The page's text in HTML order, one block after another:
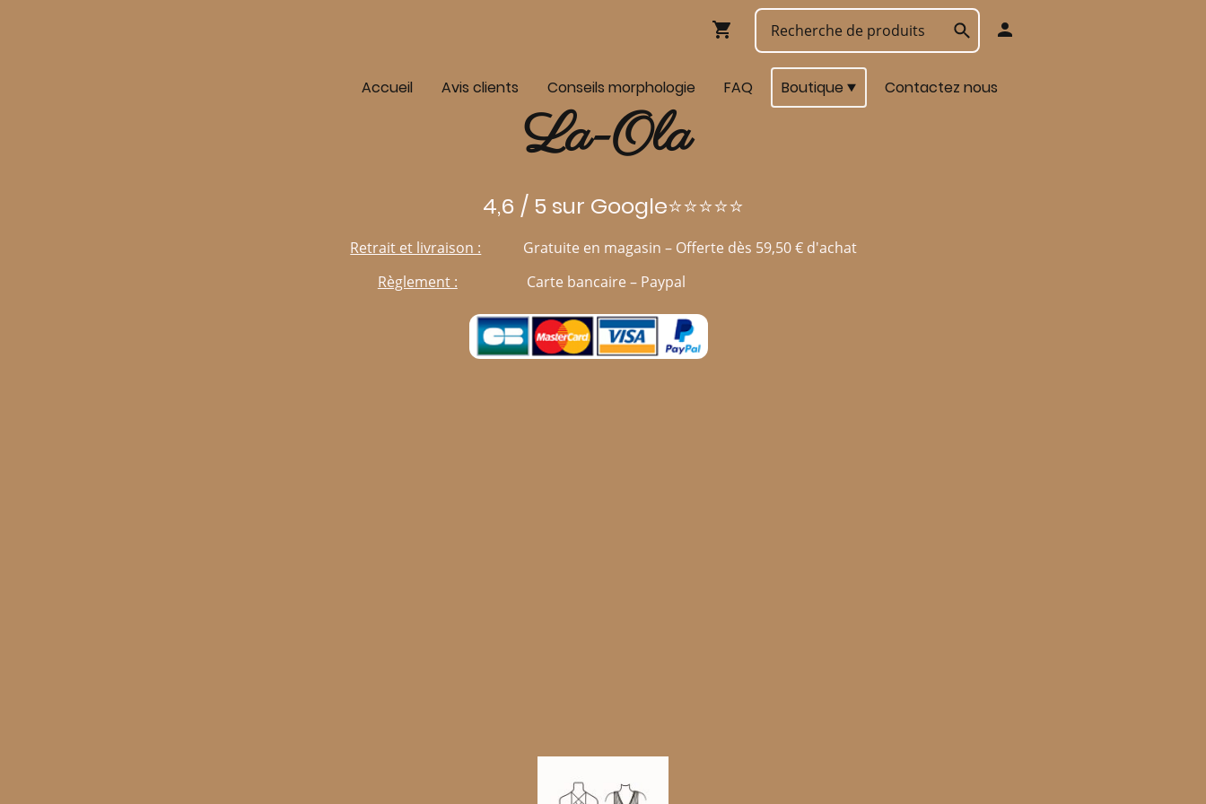
Accueil Avis clients Conseils morphologie FAQ Boutique Contactez nous
La-Ola
4,6 / 5 sur Google⭐⭐⭐⭐⭐
Retrait et livraison :
Règlement :
Gratuite en magasin – Offerte dès 59,50 € d'achat
Carte bancaire – Paypal